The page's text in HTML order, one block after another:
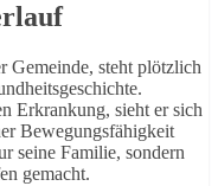
Gemeinde, steht plötzlich
Erkrankung, sieht er sich
Bewegungsfähigkeit
seine Familie, sondern
gemacht.